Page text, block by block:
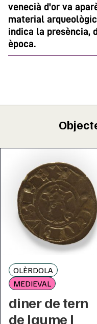
venecià d'or va
material
indica la presència,
època.
OLÈRDOLA
MEDIEVAL
diner de tern
de Jaume I